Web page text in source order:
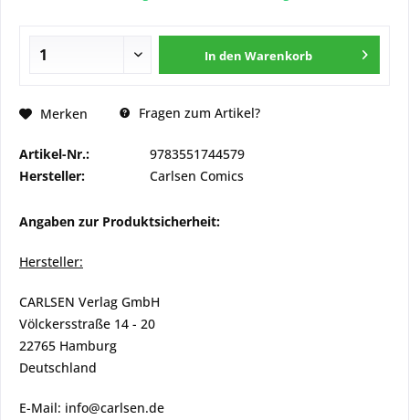
In den Warenkorb
Merken Fragen zum Artikel?
Artikel-Nr.:
9783551744579
Hersteller:
Carlsen Comics
Angaben zur Produktsicherheit:
Hersteller:
CARLSEN Verlag GmbH
Völckersstraße 14 - 20
22765 Hamburg
Deutschland
E-Mail: info@carlsen.de